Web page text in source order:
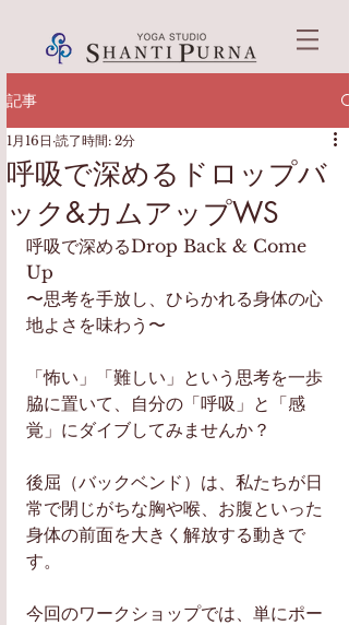
記事
呼吸で深めるドロップバ
ック&カムアップWS
1月16日 読了時間: 2分
呼吸で深めるDrop Back & Come
Up
​〜思考を手放し、ひらかれる身体の心
地よさを味わう〜
​「怖い」「難しい」という思考を一歩
脇に置いて、自分の「呼吸」と「感
覚」にダイブしてみませんか？
​後屈（バックベンド）は、私たちが日
常で閉じがちな胸や喉、お腹といった
身体の前面を大きく解放する動きで
す。
今回のワークショップでは、単にポー